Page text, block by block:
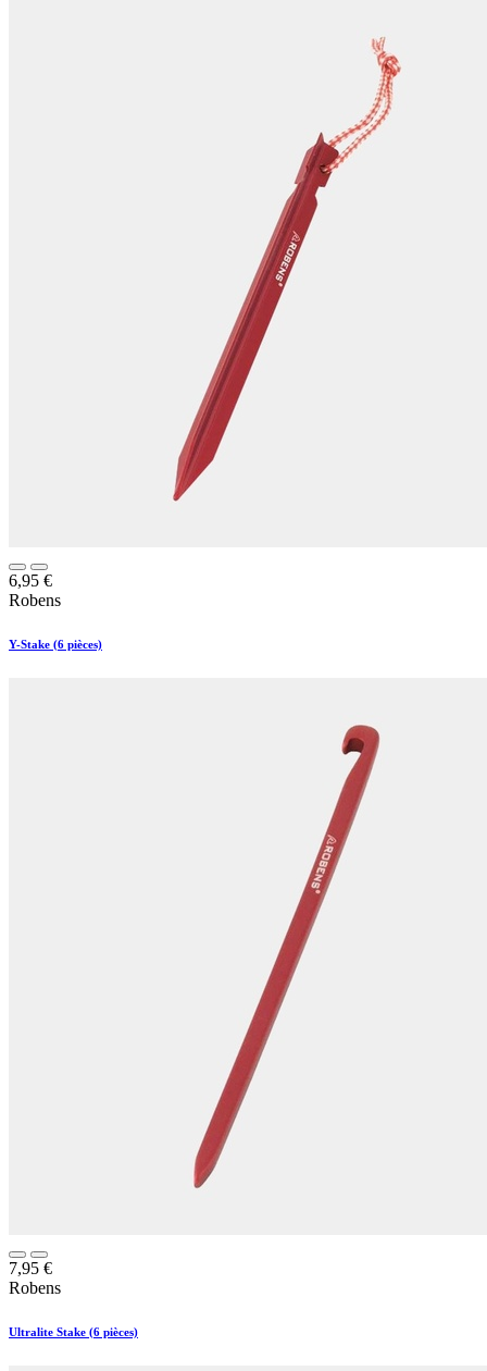
6,95 €
Robens
Y-Stake (6 pièces)
7,95 €
Robens
Ultralite Stake (6 pièces)